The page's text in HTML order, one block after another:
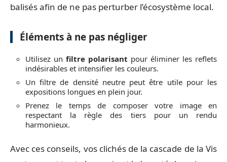
balisés afin de ne pas perturber l’écosystème local.
Éléments à ne pas négliger
Utilisez un filtre polarisant pour éliminer les reflets
indésirables et intensifier les couleurs.
Un filtre de densité neutre peut être utile pour les
expositions longues en plein jour.
Prenez le temps de composer votre image en
respectant la règle des tiers pour un rendu
harmonieux.
Avec ces conseils, vos clichés de la cascade de la Vis